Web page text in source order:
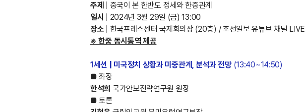
주제
| 중국이 본 한반도 정세와 한중관계
일시
| 2024년 3월 29일 (금) 13:00
장소
한국프레스센터 국제회의장 (20층) / 조선일보 유튜브 채널 LIVE
※ 한중 동시통역 제공
1세션 | 미국정치 상황과 미중관계, 분석과 전망(13:40~14:50)
■ 좌장
한석희 국가안보전략연구원 원장
■ 토론